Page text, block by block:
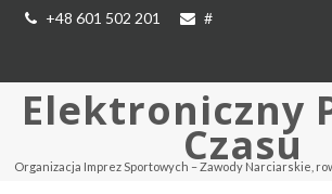
+48 601 502 201 #
Elektroniczny
Czasu
Organizacja Imprez Sportowych – Zawody Narciarskie,